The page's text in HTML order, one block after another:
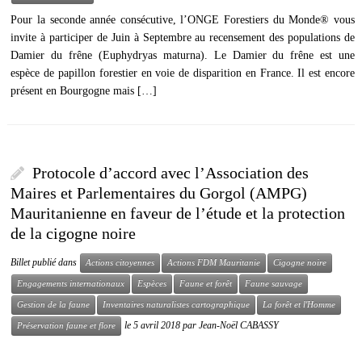
Pour la seconde année consécutive, l’ONGE Forestiers du Monde® vous
invite à participer de Juin à Septembre au recensement des populations de
Damier du frêne (Euphydryas maturna). Le Damier du frêne est une
espèce de papillon forestier en voie de disparition en France. Il est encore
présent en Bourgogne mais […]
Protocole d’accord avec l’Association des
Maires et Parlementaires du Gorgol (AMPG)
Mauritanienne en faveur de l’étude et la protection
de la cigogne noire
Billet publié dans Actions citoyennes Actions FDM Mauritanie Cigogne noire
Engagements internationaux Espèces Faune et forêt Faune sauvage
Gestion de la faune Inventaires naturalistes cartographique La forêt et l'Homme
Préservation faune et flore le5 avril 2018 parJean-Noël CABASSY